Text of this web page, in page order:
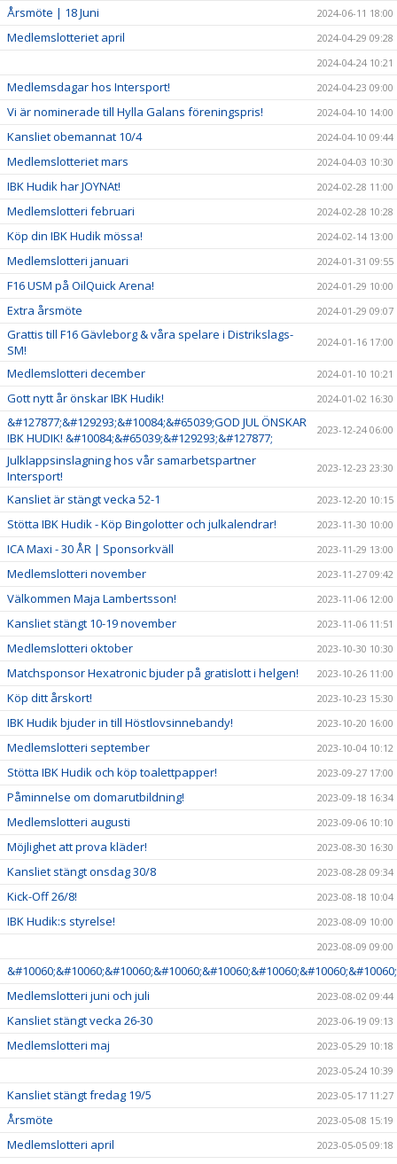
Årsmöte | 18 Juni 2024-06-11 18:00
Medlemslotteriet april
2024-04-29 09:28
2024-04-24 10:21
Medlemsdagar hos Intersport! 2024-04-23 09:00
Vi är nominerade till Hylla Galans föreningspris! 2024-04-10 14:00
Kansliet obemannat 10/4 2024-04-10 09:44
Medlemslotteriet mars 2024-04-03 10:30
IBK Hudik har JOYNAt! 2024-02-28 11:00
Medlemslotteri februari 2024-02-28 10:28
Köp din IBK Hudik mössa! 2024-02-14 13:00
Medlemslotteri januari 2024-01-31 09:55
F16 USM på OilQuick Arena! 2024-01-29 10:00
Extra årsmöte 2024-01-29 09:07
Grattis till F16 Gävleborg & våra spelare i Distrikslags-
SM!
2024-01-16 17:00
Medlemslotteri december 2024-01-10 10:21
Gott nytt år önskar IBK Hudik! 2024-01-02 16:30
&#127877;&#129293;&#10084;&#65039;GOD JUL ÖNSKAR
IBK HUDIK! &#10084;&#65039;&#129293;&#127877;
2023-12-24 06:00
Julklappsinslagning hos vår samarbetspartner
Intersport!
2023-12-23 23:30
Kansliet är stängt vecka 52-1 2023-12-20 10:15
Stötta IBK Hudik - Köp Bingolotter och julkalendrar! 2023-11-30 10:00
ICA Maxi - 30 ÅR | Sponsorkväll 2023-11-29 13:00
Medlemslotteri november 2023-11-27 09:42
Välkommen Maja Lambertsson! 2023-11-06 12:00
Kansliet stängt 10-19 november 2023-11-06 11:51
Medlemslotteri oktober 2023-10-30 10:30
Matchsponsor Hexatronic bjuder på gratislott i helgen! 2023-10-26 11:00
Köp ditt årskort! 2023-10-23 15:30
IBK Hudik bjuder in till Höstlovsinnebandy! 2023-10-20 16:00
Medlemslotteri september 2023-10-04 10:12
Stötta IBK Hudik och köp toalettpapper! 2023-09-27 17:00
Påminnelse om domarutbildning! 2023-09-18 16:34
Medlemslotteri augusti 2023-09-06 10:10
Möjlighet att prova kläder! 2023-08-30 16:30
Kansliet stängt onsdag 30/8 2023-08-28 09:34
Kick-Off 26/8! 2023-08-18 10:04
IBK Hudik:s styrelse!
2023-08-09 10:00
2023-08-09 09:00
Medlemslotteri juni och juli
2023-08-02 09:44
Kansliet stängt vecka 26-30 2023-06-19 09:13
Medlemslotteri maj
2023-05-29 10:18
2023-05-24 10:39
Kansliet stängt fredag 19/5 2023-05-17 11:27
Årsmöte 2023-05-08 15:19
Medlemslotteri april 2023-05-05 09:18